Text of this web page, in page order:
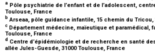
a Pôle psychiatrie de l’enfant et de l’adolescent,
Toulouse, France
b Arseaa, pôle guidance infantile, 15 chemin du Tricou,
c Département médecine, maïeutique et paramédical,
Toulouse, France
d Centre d’épidémiologie et de recherche en santé
allée Jules-Guesde, 31000 Toulouse, France